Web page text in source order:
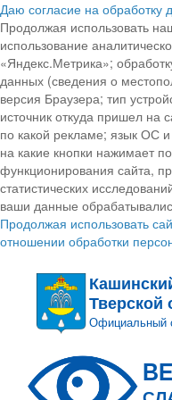
Даю согласие на обработку
Продолжая использовать
использование
«Яндекс.Метрика»;
данных (сведения о
версия Браузера; тип
источник откуда пришел на
по какой рекламе; язык ОС
на какие кнопки нажимает
функционирования сайта,
статистических
ваши данные
Продолжая использовать
отношении обработки